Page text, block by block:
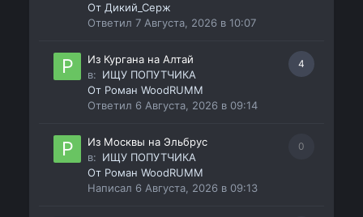
ОтДикий_Серж
Ответил7 Августа, 2026 в 10:07
4
Из Кургана на Алтай
в: ИЩУ ПОПУТЧИКА
От Роман WoodRUMM
Ответил 6 Августа, 2026 в 09:14
0
Из Москвы на Эльбрус
в: ИЩУ ПОПУТЧИКА
От Роман WoodRUMM
Написал 6 Августа, 2026 в 09:13